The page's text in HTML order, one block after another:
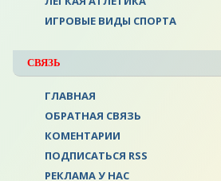
ИГРОВЫЕ ВИДЫ СПОРТА
СВЯЗЬ
ГЛАВНАЯ
ОБРАТНАЯ СВЯЗЬ
КОМЕНТАРИИ
ПОДПИСАТЬСЯ RSS
РЕКЛАМА У НАС